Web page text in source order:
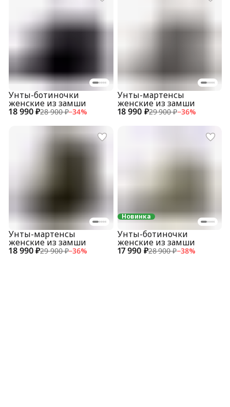
18 990 ₽28 900 ₽−34%
Унты-ботиночки
женские из замши
18 990 ₽29 900 ₽−36%
Унты-мартенсы
женские из замши
18 990 ₽29 900 ₽−36%
Унты-мартенсы
женские из замши
Новинка
17 990 ₽28 900 ₽−38%
Унты-ботиночки
женские из замши